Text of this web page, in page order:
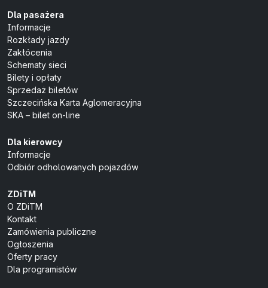
Dla pasażera
Informacje
Rozkłady jazdy
Zakłócenia
Schematy sieci
Bilety i opłaty
Sprzedaż biletów
Szczecińska Karta Aglomeracyjna
SKA – bilet on-line
Dla kierowcy
Informacje
Odbiór odholowanych pojazdów
ZDiTM
O ZDiTM
Kontakt
Zamówienia publiczne
Ogłoszenia
Oferty pracy
Dla programistów